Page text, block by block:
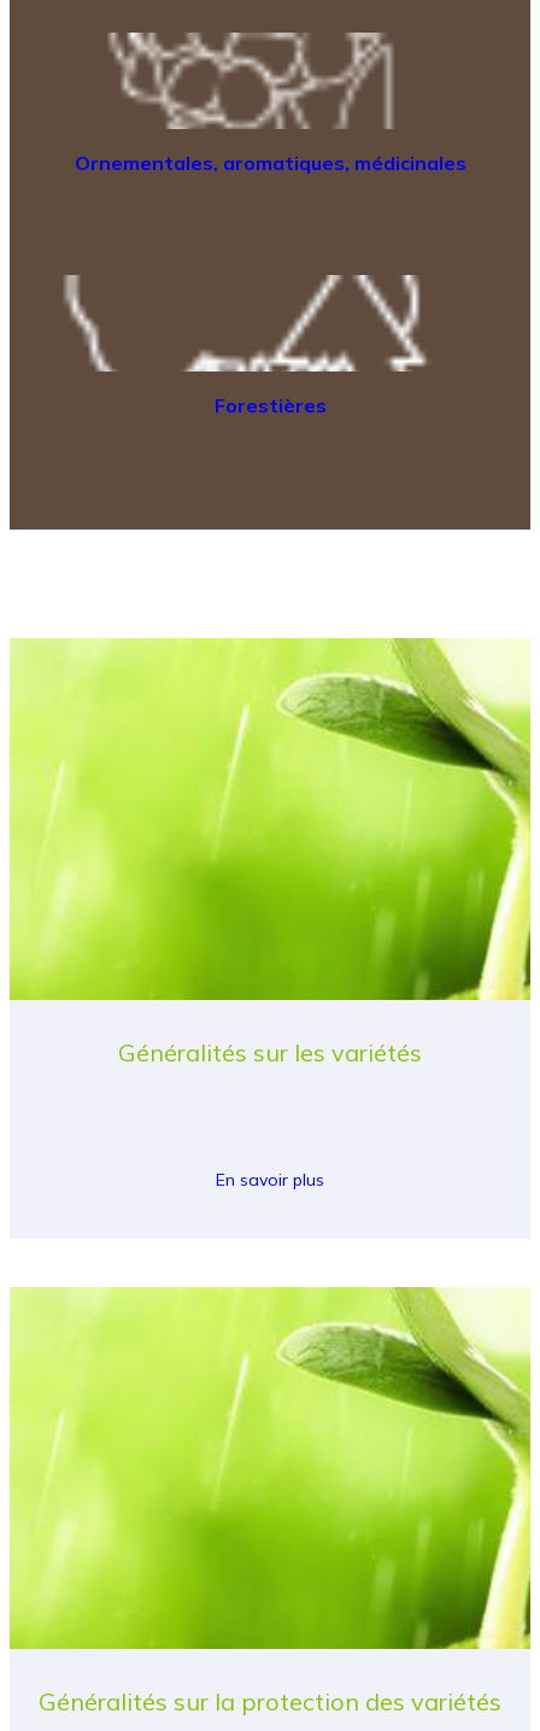
Ornementales, aromatiques, médicinales
Forestières
Généralités sur les variétés
En savoir plus
Généralités sur la protection des variétés